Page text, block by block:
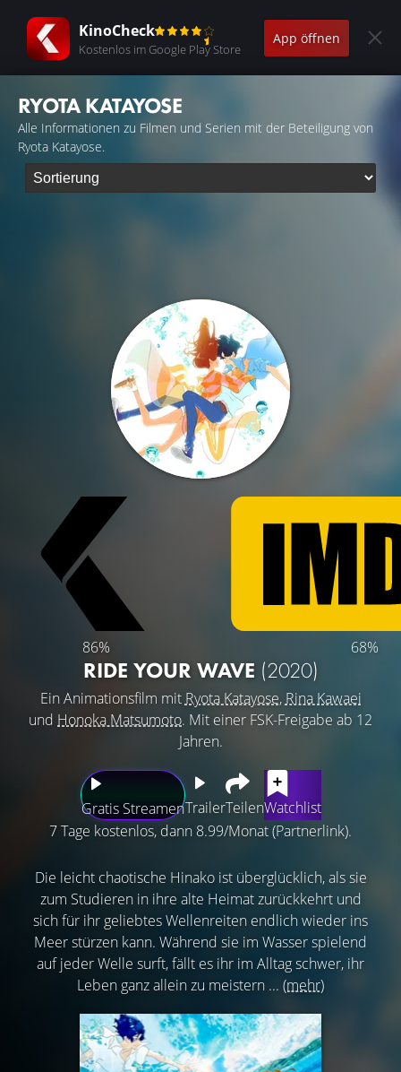
KinoCheck
Kostenlos im Google Play Store
App öffnen
RYOTA KATAYOSE
Alle Informationen zu Filmen und Serien mit der Beteiligung von
Ryota Katayose.
86% 68%
RIDE YOUR WAVE (2020)
Ein Animationsfilm mit Ryota Katayose, Rina Kawaei
und Honoka Matsumoto. Mit einer FSK-Freigabe ab 12
Jahren.
Gratis StreamenTrailerTeilenWatchlist
7 Tage kostenlos, dann 8.99/Monat (Partnerlink).
Die leicht chaotische Hinako ist überglücklich, als sie
zum Studieren in ihre alte Heimat zurückkehrt und
sich für ihr geliebtes Wellenreiten endlich wieder ins
Meer stürzen kann. Während sie im Wasser spielend
auf jeder Welle surft, fällt es ihr im Alltag schwer, ihr
Leben ganz allein zu meistern ... (mehr)